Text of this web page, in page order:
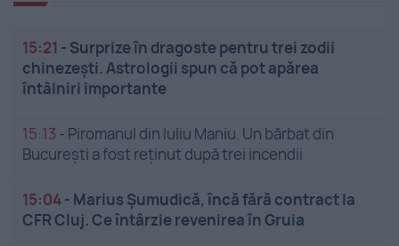
15:21 - Surprize în dragoste pentru trei zodii
chinezești. Astrologii spun că pot apărea
întâlniri importante
15:13 - Piromanul din Iuliu Maniu. Un bărbat din
București a fost reținut după trei incendii
15:04- Marius Șumudică, încă fără contract la
CFR Cluj. Ce întârzie revenirea în Gruia